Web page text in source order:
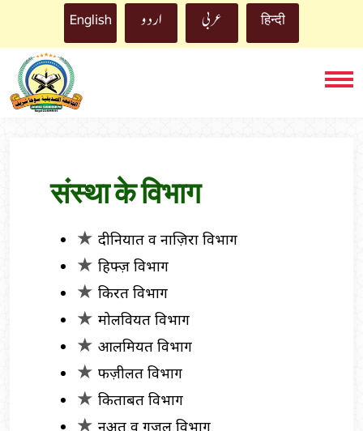
English اردو عربي हिन्दी
संस्था के विभाग
दीनियात व नाज़िरा विभाग
हिफ्ज़ विभाग
किरत विभाग
मोलवियत विभाग
आलमियत विभाग
फज़ीलत विभाग
किताबत विभाग
नअत व गज़ल विभाग